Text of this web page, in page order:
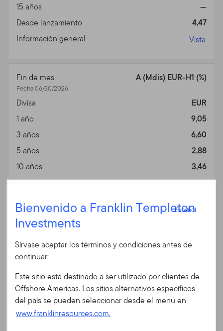
Iniciar sesión
ID de usuario
Contraseña
15 años
—
Desde lanzamiento
4,47
Información general
Vista
Fin de mes
Fecha 06/30/2026
A (Mdis) EUR-H1 (%)
Divisa
EUR
1 año
9,05
3 años
6,60
5 años
2,88
10 años
3,46
15 años
—
Información general
Vista
Fin de mes
Divisa
USD
1 año
11,35
3 años
Bienvenido a Franklin Templeton
Investments
Español
Sírvase aceptar los términos y condiciones antes de
continuar:
Este sitio está destinado a ser utilizado por clientes de
Offshore Americas. Los sitios alternativos específicos
del país se pueden seleccionar desde el menú en
www.franklinresources.com.